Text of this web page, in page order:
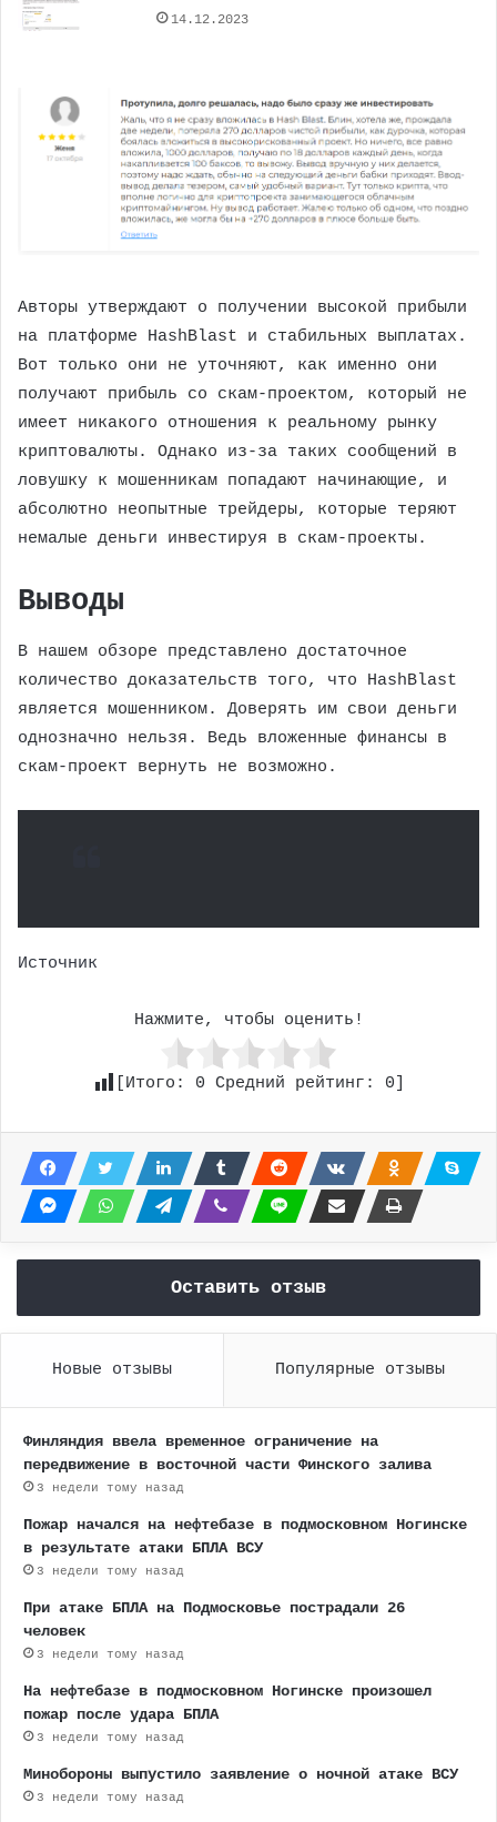
14.12.2023
Авторы утверждают о получении высокой прибыли
на платформе HashBlast и стабильных выплатах.
Вот только они не уточняют, как именно они
получают прибыль со скам-проектом, который не
имеет никакого отношения к реальному рынку
криптовалюты. Однако из-за таких сообщений в
ловушку к мошенникам попадают начинающие, и
абсолютно неопытные трейдеры, которые теряют
немалые деньги инвестируя в скам-проекты.
Выводы
В нашем обзоре представлено достаточное
количество доказательств того, что HashBlast
является мошенником. Доверять им свои деньги
однозначно нельзя. Ведь вложенные финансы в
скам-проект вернуть не возможно.
Источник
Нажмите, чтобы оценить!
[Итого: 0 Средний рейтинг: 0
Оставить отзыв
Новые отзывы Популярные отзывы
Финляндия ввела временное ограничение на
передвижение в восточной части Финского залива
3 недели тому назад
Пожар начался на нефтебазе в подмосковном Ногинске
в результате атаки БПЛА ВСУ
3 недели тому назад
При атаке БПЛА на Подмосковье пострадали 26
человек
3 недели тому назад
На нефтебазе в подмосковном Ногинске произошел
пожар после удара БПЛА
3 недели тому назад
Минобороны выпустило заявление о ночной атаке ВСУ
3 недели тому назад